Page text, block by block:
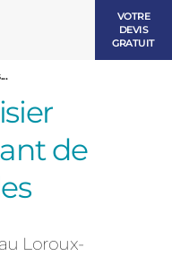
VOTRE
DEVIS
GRATUIT
de
Loroux-